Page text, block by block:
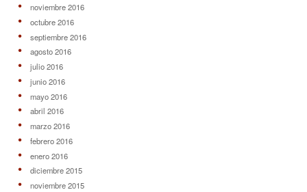
noviembre 2016
octubre 2016
septiembre 2016
agosto 2016
julio 2016
junio 2016
mayo 2016
abril 2016
marzo 2016
febrero 2016
enero 2016
diciembre 2015
noviembre 2015